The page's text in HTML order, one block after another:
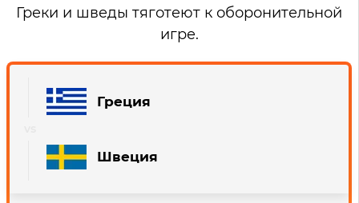
Греки и шведы тяготеют к оборонительной
игре.
Греция
Швеция